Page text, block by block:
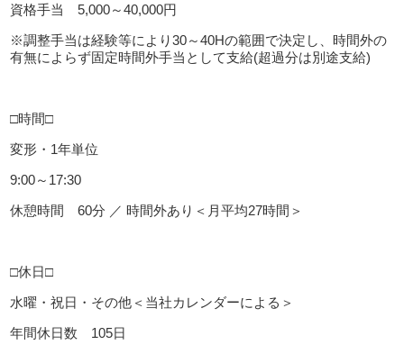
資格手当 5,000～40,000円
※調整手当は経験等により30～40Hの範囲で決定し、時間外の
有無によらず固定時間外手当として支給(超過分は別途支給)
□時間□
変形・1年単位
9:00～17:30
休憩時間 60分 ／ 時間外あり＜月平均27時間＞
□休日□
水曜・祝日・その他＜当社カレンダーによる＞
年間休日数 105日